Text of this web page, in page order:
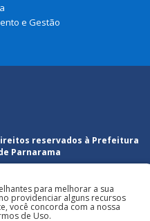
e Gestão
reservados à Prefeitura
Parnarama
para melhorar a sua
providenciar alguns recursos
você concorda com a nossa
de Uso.